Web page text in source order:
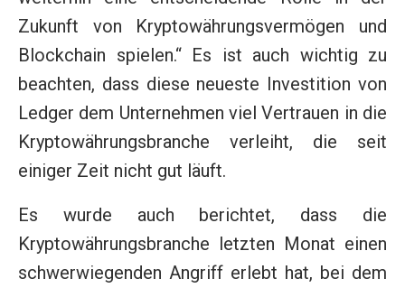
Zukunft von Kryptowährungsvermögen und
Blockchain spielen.“ Es ist auch wichtig zu
beachten, dass diese neueste Investition von
Ledger dem Unternehmen viel Vertrauen in die
Kryptowährungsbranche verleiht, die seit
einiger Zeit nicht gut läuft.
Es wurde auch berichtet, dass die
Kryptowährungsbranche letzten Monat einen
schwerwiegenden Angriff erlebt hat, bei dem